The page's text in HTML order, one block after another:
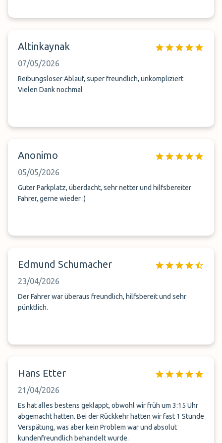
Altinkaynak
07/05/2026
Reibungsloser Ablauf, super freundlich, unkompliziert
Vielen Dank nochmal
Anonimo
05/05/2026
Guter Parkplatz, überdacht, sehr netter und hilfsbereiter
Fahrer, gerne wieder :)
Edmund Schumacher
23/04/2026
Der Fahrer war überaus freundlich, hilfsbereit und sehr
pünktlich.
Hans Etter
21/04/2026
Es hat alles bestens geklappt, obwohl wir früh um 3:15 Uhr
abgemacht hatten. Bei der Rückkehr hatten wir fast 1 Stunde
Verspätung, was aber kein Problem war und absolut
kundenfreundlich behandelt wurde.